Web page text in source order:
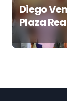
Diego
Plaza
Grande